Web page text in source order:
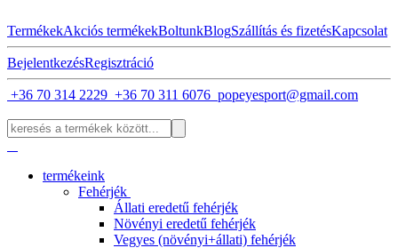
TermékekAkciós termékekBoltunkBlogSzállítás és fizetésKapcsolat
BejelentkezésRegisztráció
+36 70 314 2229 +36 70 311 6076 popeyesport@gmail.com
termékeink
Fehérjék
Állati eredetű fehérjék
Növényi eredetű fehérjék
Vegyes (növényi+állati) fehérjék